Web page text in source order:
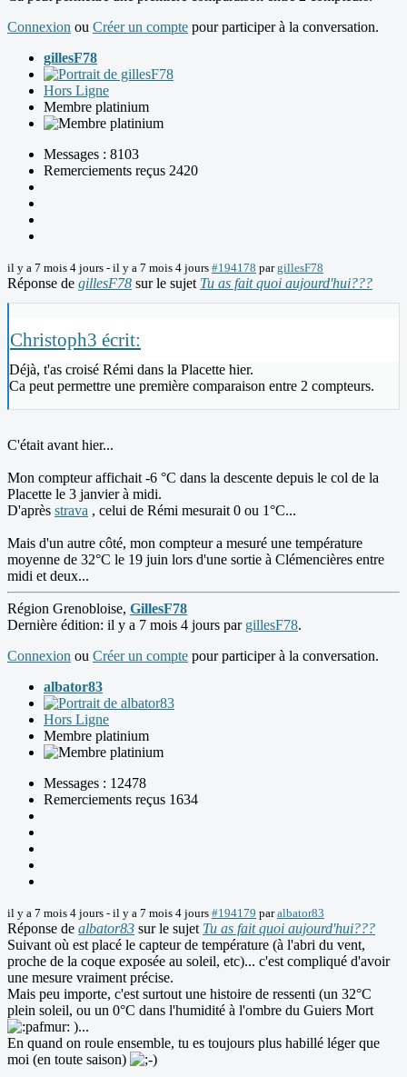
Connexion ou Créer un compte pour participer à la conversation.
gillesF78
Hors Ligne
Membre platinium
Messages : 8103
Remerciements reçus 2420
il y a 7 mois 4 jours - il y a 7 mois 4 jours #194178 pargillesF78
Réponse de gillesF78 sur le sujet Tu as fait quoi aujourd'hui???
Christoph3 écrit:
Déjà, t'as croisé Rémi dans la Placette hier.
Ca peut permettre une première comparaison entre 2 compteurs.
C'était avant hier...
Mon compteur affichait -6 °C dans la descente depuis le col de la
Placette le 3 janvier à midi.
D'après strava , celui de Rémi mesurait 0 ou 1°C...
Mais d'un autre côté, mon compteur a mesuré une température
moyenne de 32°C le 19 juin lors d'une sortie à Clémencières entre
midi et deux...
Région Grenobloise, GillesF78
Dernière édition: il y a 7 mois 4 jours par gillesF78.
Connexion ou Créer un compte pour participer à la conversation.
albator83
Hors Ligne
Membre platinium
Messages : 12478
Remerciements reçus 1634
il y a 7 mois 4 jours - il y a 7 mois 4 jours #194179 paralbator83
Réponse de albator83 sur le sujet Tu as fait quoi aujourd'hui???
Suivant où est placé le capteur de température (à l'abri du vent,
proche de la coque exposée au soleil, etc)... c'est compliqué d'avoir
une mesure vraiment précise.
Mais peu importe, c'est surtout une histoire de ressenti (un 32°C
plein soleil, ou un 0°C dans l'humidité à l'ombre du Guiers Mort
)...
En quand on roule ensemble, tu es toujours plus habillé léger que
moi (en toute saison)